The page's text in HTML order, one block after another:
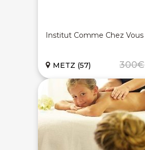
Institut Comme Chez Vous
300€
METZ (57)